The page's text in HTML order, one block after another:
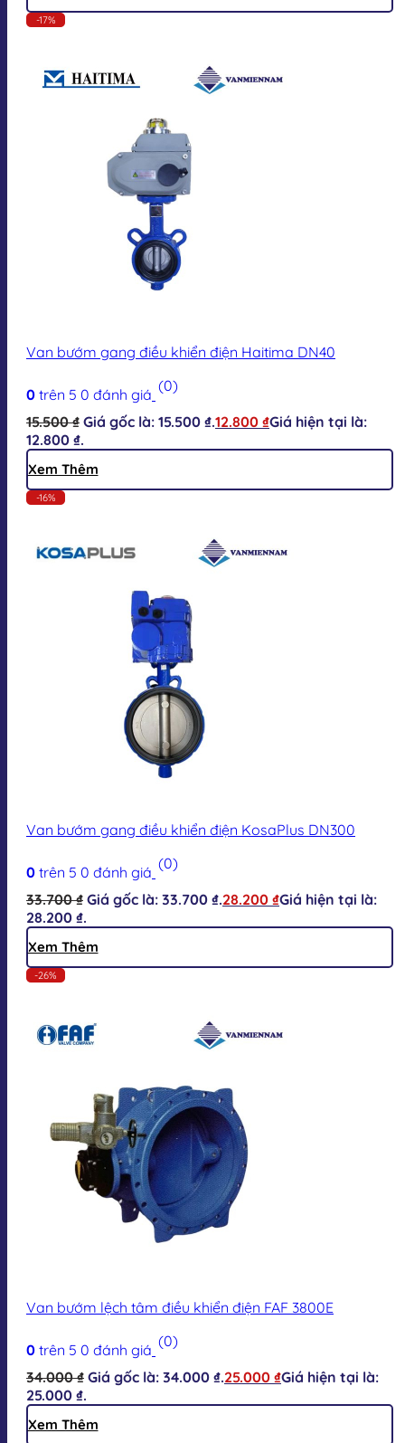
-17%
Van bướm gang điều khiển điện Haitima DN40
0 trên 5 0 đánh giá (0)
15.500₫ Giá gốc là: 15.500 ₫.12.800 ₫Giá hiện tại là:
12.800 ₫.
Xem Thêm
-16%
Van bướm gang điều khiển điện KosaPlus DN300
0 trên 5 0 đánh giá (0)
33.700₫ Giá gốc là: 33.700 ₫.28.200 ₫Giá hiện tại là:
28.200 ₫.
Xem Thêm
-26%
Van bướm lệch tâm điều khiển điện FAF 3800E
0 trên 5 0 đánh giá (0)
34.000₫ Giá gốc là: 34.000 ₫.25.000 ₫Giá hiện tại là:
25.000 ₫.
Xem Thêm